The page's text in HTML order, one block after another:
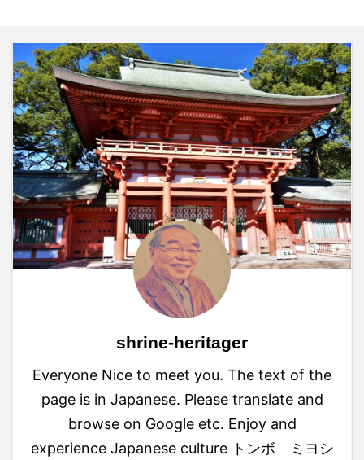
shrine-heritager
Everyone Nice to meet you. The text of the
page is in Japanese. Please translate and
browse on Google etc. Enjoy and
experience Japanese culture トンボ ミヨシ